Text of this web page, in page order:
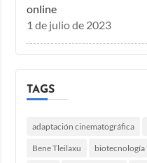
online
1 de julio de 2023
TAGS
adaptación cinematográfica
Bene Tleilaxu biotecnología